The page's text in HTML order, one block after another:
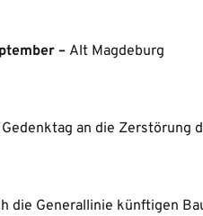
– Alt Magdeburg
an die Zerstörung
die Generallinie künftigen